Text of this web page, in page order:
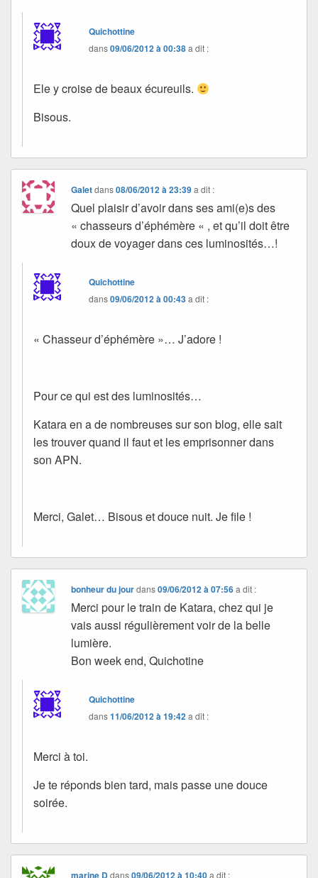
Quichottine
dans09/06/2012 à 00:38a dit :
Ele y croise de beaux écureuils.
Bisous.
Galetdans08/06/2012 à 23:39 a dit :
Quel plaisir d’avoir dans ses ami(e)s des
« chasseurs d’éphémère « , et qu’il doit être
doux de voyager dans ces luminosités…!
Quichottine
dans09/06/2012 à 00:43a dit :
« Chasseur d’éphémère »… J’adore !
Pour ce qui est des luminosités…
Katara en a de nombreuses sur son blog, elle sait
les trouver quand il faut et les emprisonner dans
son APN.
Merci, Galet… Bisous et douce nuit. Je file !
bonheur du jourdans09/06/2012 à 07:56 a dit :
Merci pour le train de Katara, chez qui je
vais aussi régulièrement voir de la belle
lumière.
Bon week end, Quichotine
Quichottine
dans11/06/2012 à 19:42a dit :
Merci à toi.
Je te réponds bien tard, mais passe une douce
soirée.
marine Ddans09/06/2012 à 10:40 a dit :